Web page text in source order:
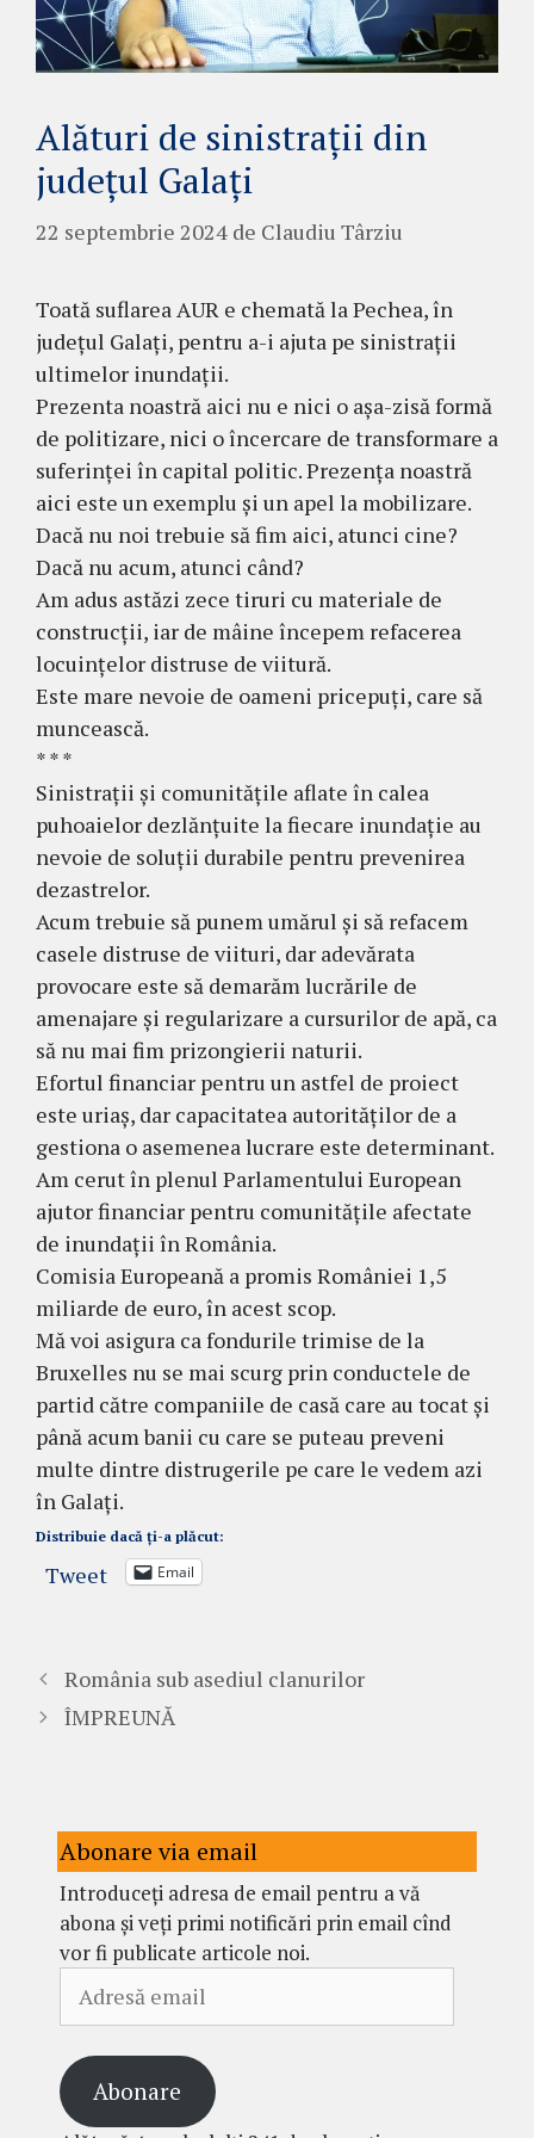
Alături de sinistrații din
județul Galați
22 septembrie 2024 de Claudiu Târziu
Toată suflarea AUR e chemată la Pechea, în
județul Galați, pentru a-i ajuta pe sinistrații
ultimelor inundații.
Prezenta noastră aici nu e nici o așa-zisă formă
de politizare, nici o încercare de transformare a
suferinței în capital politic. Prezența noastră
aici este un exemplu și un apel la mobilizare.
Dacă nu noi trebuie să fim aici, atunci cine?
Dacă nu acum, atunci când?
Am adus astăzi zece tiruri cu materiale de
construcții, iar de mâine începem refacerea
locuințelor distruse de viitură.
Este mare nevoie de oameni pricepuți, care să
muncească.
* * *
Sinistrații și comunitățile aflate în calea
puhoaielor dezlănțuite la fiecare inundație au
nevoie de soluții durabile pentru prevenirea
dezastrelor.
Acum trebuie să punem umărul și să refacem
casele distruse de viituri, dar adevărata
provocare este să demarăm lucrările de
amenajare și regularizare a cursurilor de apă, ca
să nu mai fim prizongierii naturii.
Efortul financiar pentru un astfel de proiect
este uriaș, dar capacitatea autorităților de a
gestiona o asemenea lucrare este determinant.
Am cerut în plenul Parlamentului European
ajutor financiar pentru comunitățile afectate
de inundații în România.
Comisia Europeană a promis României 1,5
miliarde de euro, în acest scop.
Mă voi asigura ca fondurile trimise de la
Bruxelles nu se mai scurg prin conductele de
partid către companiile de casă care au tocat și
până acum banii cu care se puteau preveni
multe dintre distrugerile pe care le vedem azi
în Galați.
Distribuie dacă ți-a plăcut:
Tweet Email
România sub asediul clanurilor
ÎMPREUNĂ
Abonare via email
Introduceți adresa de email pentru a vă
abona și veți primi notificări prin email cînd
vor fi publicate articole noi.
email
Abonare